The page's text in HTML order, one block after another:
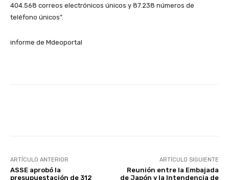
404.568 correos electrónicos únicos y 87.238 números de
teléfono únicos”.
informe de Mdeoportal
ARTÍCULO ANTERIOR
ASSE aprobó la
presupuestación de 312
ARTÍCULO SIGUIENTE
Reunión entre la Embajada
de Japón y la Intendencia de